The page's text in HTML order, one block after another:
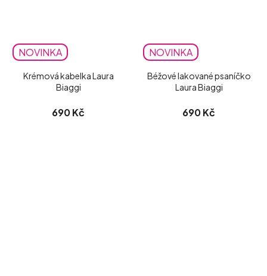
NOVINKA
Krémová kabelka Laura
Biaggi
690 Kč
NOVINKA
Béžové lakované psaníčko
Laura Biaggi
690 Kč